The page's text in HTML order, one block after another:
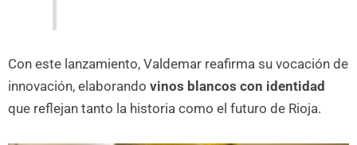
Con este lanzamiento, Valdemar reafirma su vocación de
innovación, elaborando vinos blancos con identidad
que reflejan tanto la historia como el futuro de Rioja.